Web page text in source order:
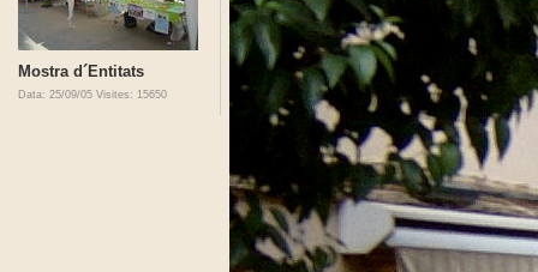
Mostra d´Entitats
Data: 25/09/05 Visites: 15650